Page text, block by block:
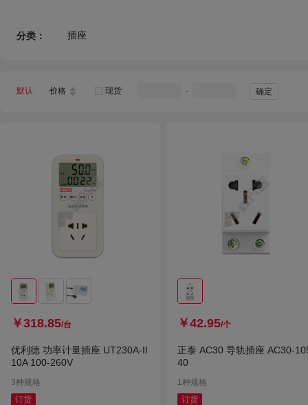
分类：
插座
默认 价格 现货 - 确定
￥318.85/台
优利德 功率计量插座 UT230A-II
10A 100-260V
3种规格
订货
￥42.95/个
正泰 AC30 导轨插座 AC30-
40
1种规格
订货